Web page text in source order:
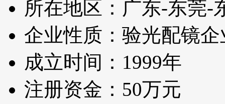
所在地区：广东-东莞-
企业性质：验光配镜企
成立时间：1999年
注册资金：50万元